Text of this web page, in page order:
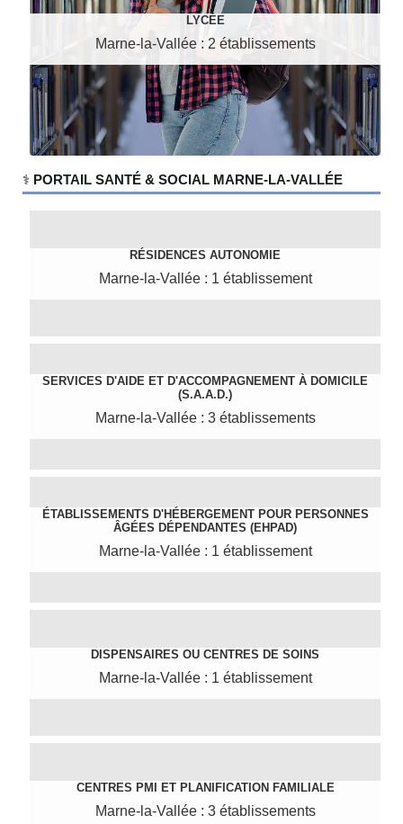
LYCÉE
Marne-la-Vallée : 2 établissements
‍⚕️ PORTAIL SANTÉ & SOCIAL MARNE-LA-VALLÉE
RÉSIDENCES AUTONOMIE
Marne-la-Vallée : 1 établissement
SERVICES D'AIDE ET D'ACCOMPAGNEMENT À DOMICILE
(S.A.A.D.)
Marne-la-Vallée : 3 établissements
ÉTABLISSEMENTS D'HÉBERGEMENT POUR PERSONNES
ÂGÉES DÉPENDANTES (EHPAD)
Marne-la-Vallée : 1 établissement
DISPENSAIRES OU CENTRES DE SOINS
Marne-la-Vallée : 1 établissement
CENTRES PMI ET PLANIFICATION FAMILIALE
Marne-la-Vallée : 3 établissements